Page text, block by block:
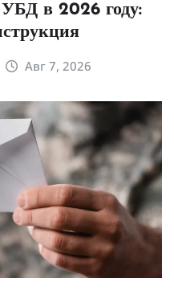
в 2026 году:
Авг 7, 2026